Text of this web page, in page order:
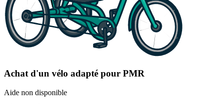
Achat d'un vélo adapté pour PMR
Aide non disponible